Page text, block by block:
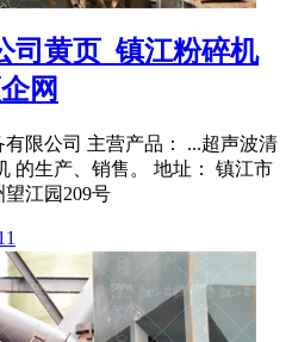
司黄页_镇江粉碎机
网
限公司 主营产品： ...超声波清
的生产、销售。 地址： 镇江市
江园209号